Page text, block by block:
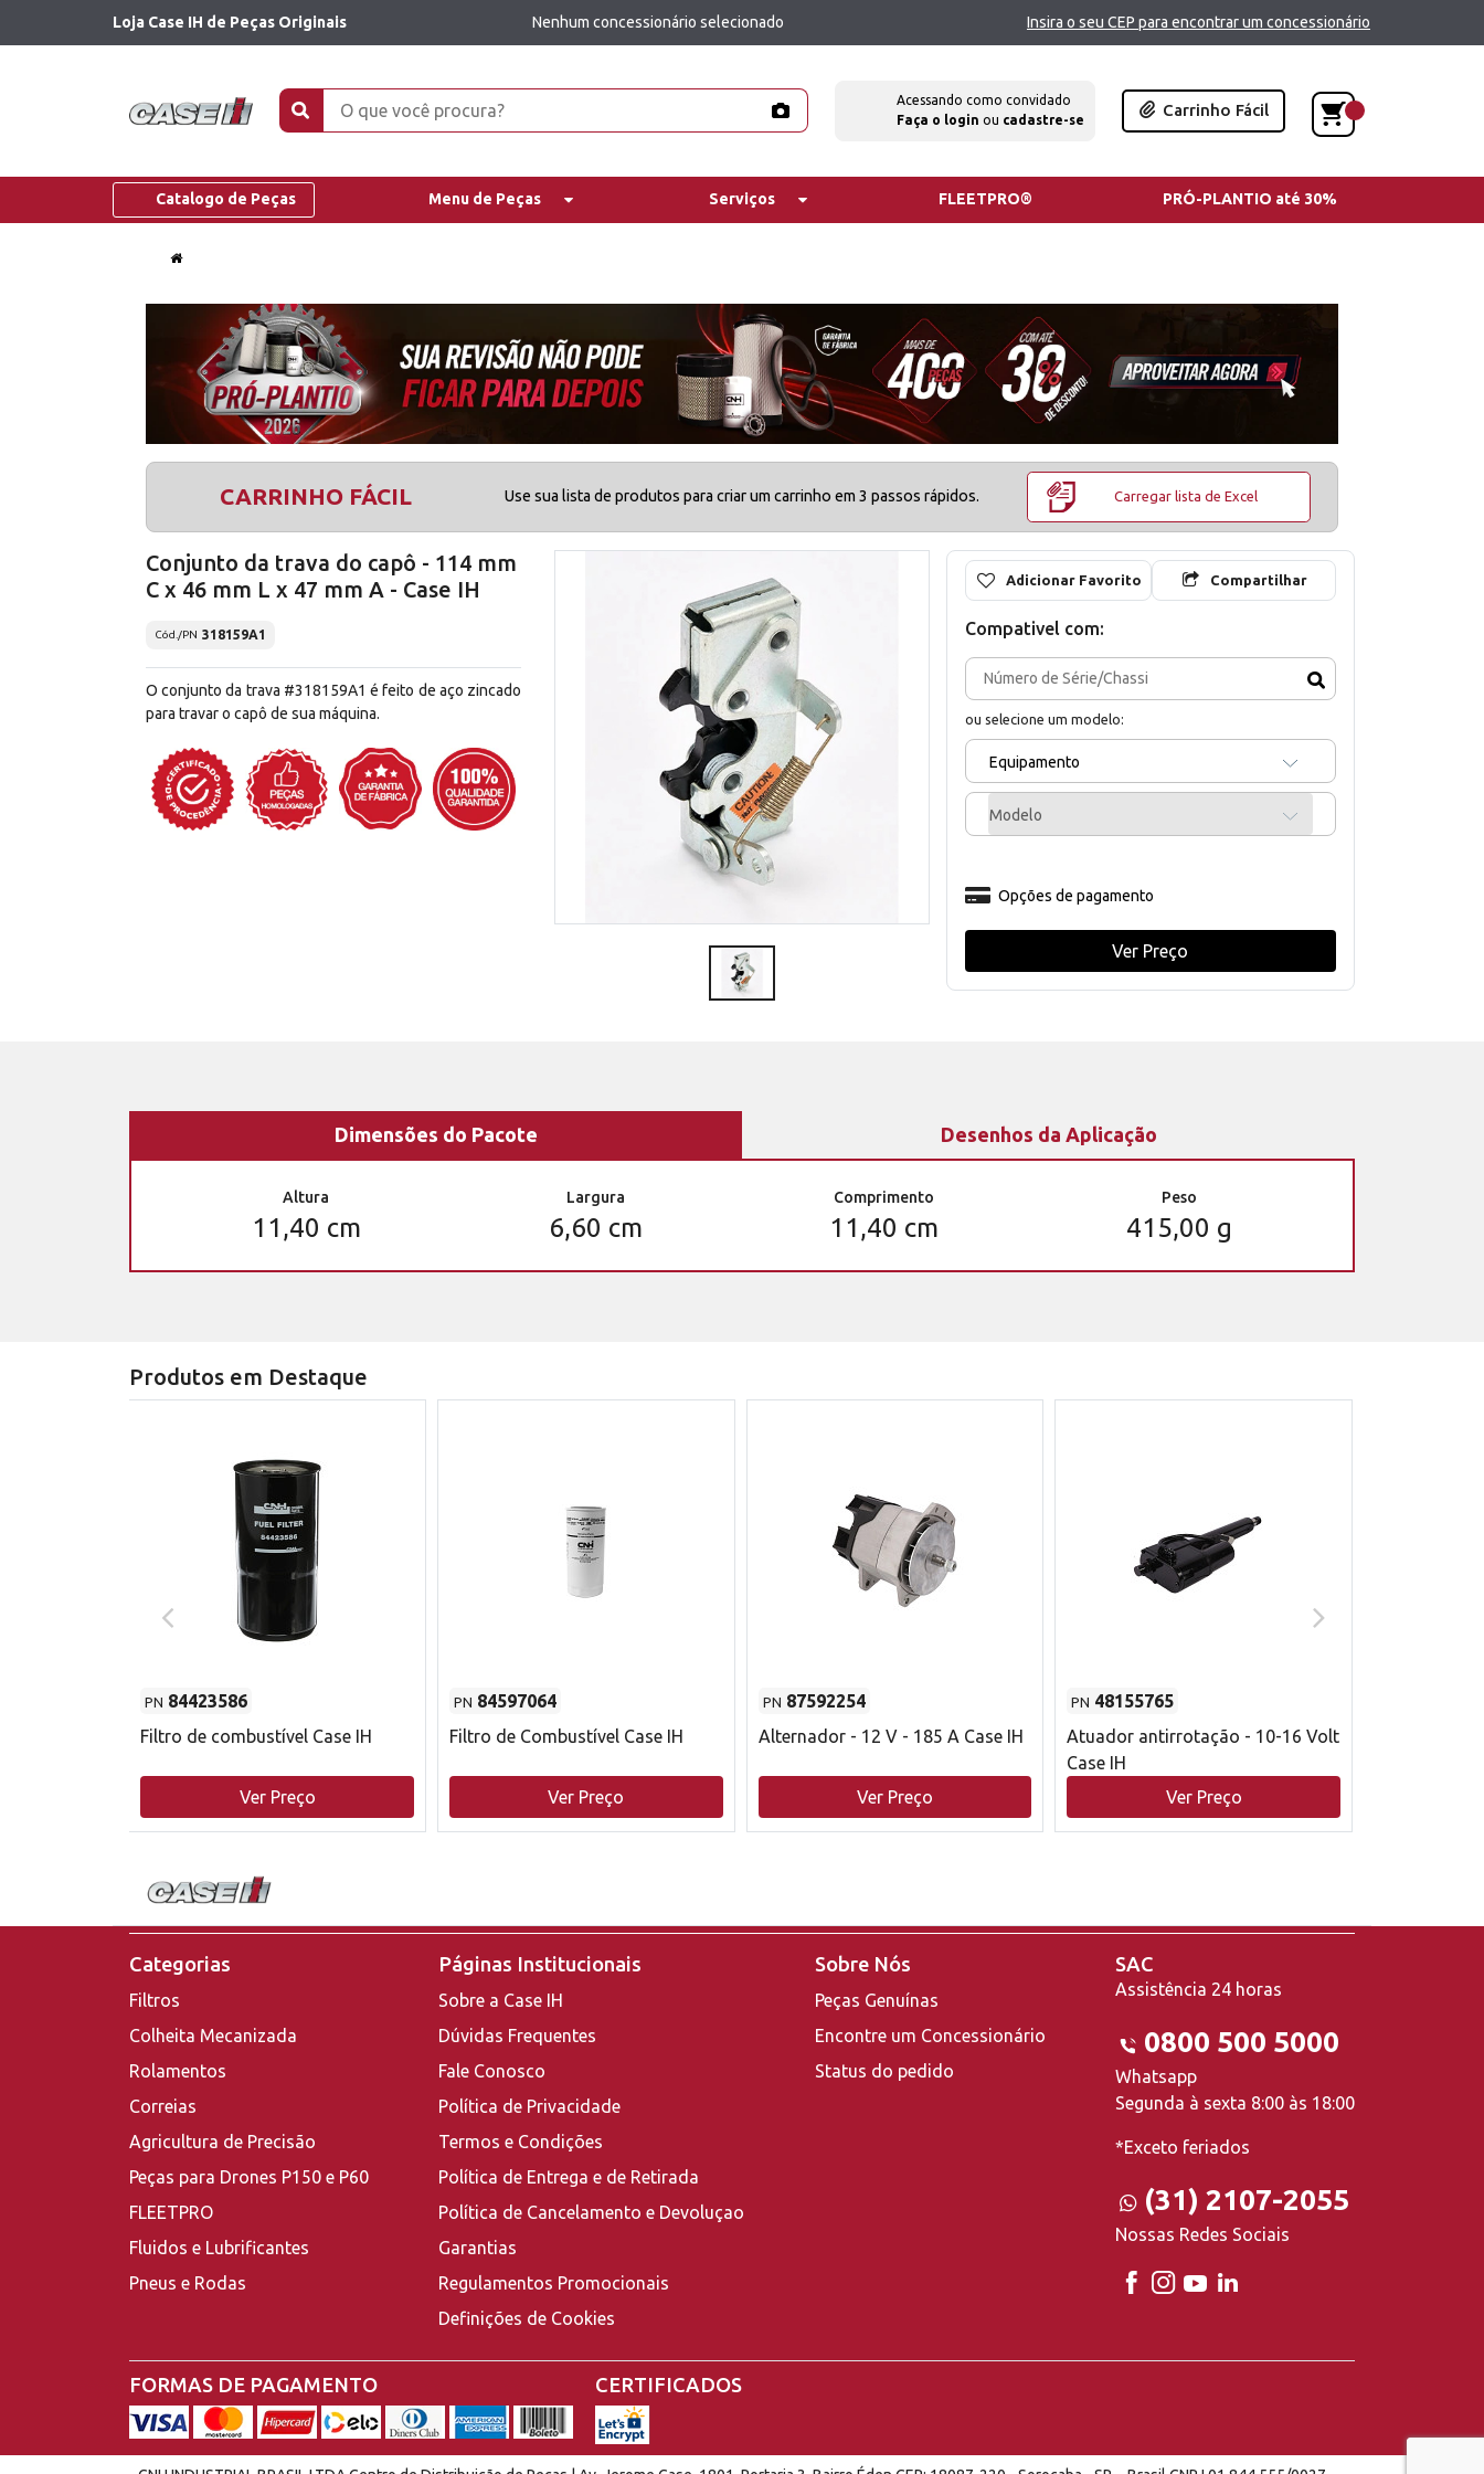
Loja Case IH de Peças Originais Nenhum concessionário selecionado Insira o seu CEP para encontrar um concessionário
Acessando como convidado
Faça o login ou cadastre-se
Carrinho Fácil
Catalogo de Peças Menu de Peças Serviços FLEETPRO® PRÓ-PLANTIO até 30%
CARRINHO FÁCIL Use sua lista de produtos para criar um carrinho em 3 passos rápidos. Carregar lista de Excel
Conjunto da trava do capô - 114 mm
C x 46 mm L x 47 mm A - Case IH
Cód./PN 318159A1
O conjunto da trava #318159A1 é feito de aço zincado
para travar o capô de sua máquina.
Adicionar Favorito Compartilhar
Compativel com:
ou selecione um modelo:
Equipamento
Modelo
Opções de pagamento
Ver Preço
Dimensões do Pacote Desenhos da Aplicação
Altura
11,40 cm
Largura
6,60 cm
Comprimento
11,40 cm
Peso
415,00 g
Produtos em Destaque
PN 84423586
Filtro de combustível Case IH
Ver Preço
PN 84597064
Filtro de Combustível Case IH
Ver Preço
PN 87592254
Alternador - 12 V - 185 A Case IH
Ver Preço
PN 48155765
Atuador antirrotação - 10-16 Volt
Case IH
Ver Preço
Categorias
Filtros
Colheita Mecanizada
Rolamentos
Correias
Agricultura de Precisão
Peças para Drones P150 e P60
FLEETPRO
Fluidos e Lubrificantes
Pneus e Rodas
Páginas Institucionais
Sobre a Case IH
Dúvidas Frequentes
Fale Conosco
Política de Privacidade
Termos e Condições
Política de Entrega e de Retirada
Política de Cancelamento e Devoluçao
Garantias
Regulamentos Promocionais
Definições de Cookies
Sobre Nós
Peças Genuínas
Encontre um Concessionário
Status do pedido
SAC
Assistência 24 horas
0800 500 5000
Whatsapp
Segunda à sexta 8:00 às 18:00
*Exceto feriados
(31) 2107-2055
Nossas Redes Sociais
FORMAS DE PAGAMENTO CERTIFICADOS